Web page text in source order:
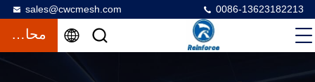
sales@cwcmesh.com 0086-13623182213
محادثة